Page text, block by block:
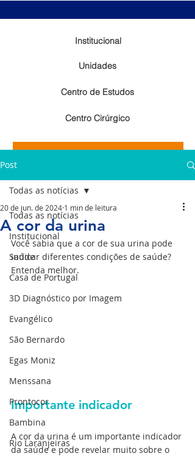
Unidades
Centro Cirúrgico
Centro de Estudos
Institucional
Resultados de exames laboratoriais
Post
Todas as notícias
Institucional
Saúde
Casa de Portugal
3D Diagnóstico por Imagem
Evangélico
São Bernardo
Egas Moniz
Menssana
Prontocor
Bambina
Rio Laranjeiras
Todas as notícias
A cor da urina
20 de jun. de 2024 1 min de leitura
Você sabia que a cor de sua urina pode
indicar diferentes condições de saúde?
Entenda melhor.
Importante indicador
A cor da urina é um importante indicador
da saúde e pode revelar muito sobre o